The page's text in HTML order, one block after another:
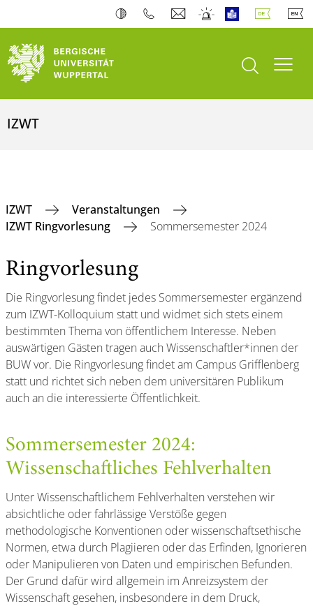
Suche öffnen
IZWT
IZWT
Veranstaltungen
IZWT Ringvorlesung
Sommersemester 2024
Ringvorlesung
Die Ringvorlesung findet jedes Sommersemester ergänzend
zum IZWT-Kolloquium statt und widmet sich stets einem
bestimmten Thema von öffentlichem Interesse. Neben
auswärtigen Gästen tragen auch Wissenschaftler*innen der
BUW vor. Die Ringvorlesung findet am Campus Grifflenberg
statt und richtet sich neben dem universitären Publikum
auch an die interessierte Öffentlichkeit.
Sommersemester 2024:
Wissenschaftliches Fehlverhalten
Unter Wissenschaftlichem Fehlverhalten verstehen wir
absichtliche oder fahrlässige Verstöße gegen
methodologische Konventionen oder wissenschaftsethische
Normen, etwa durch Plagiieren oder das Erfinden, Ignorieren
oder Manipulieren von Daten und empirischen Befunden.
Der Grund dafür wird allgemein im Anreizsystem der
Wissenschaft gesehen, insbesondere in dem Druck,